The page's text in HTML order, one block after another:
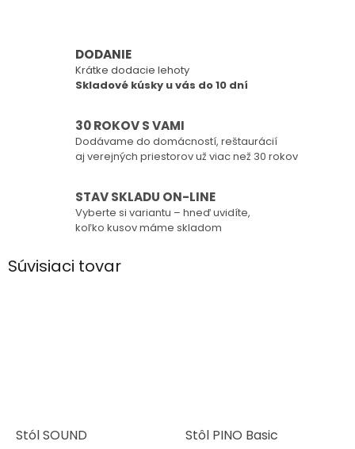
DODANIE
Krátke dodacie lehoty
Skladové kúsky u vás do 10 dní
30 ROKOV S VAMI
Dodávame do domácností, reštaurácií
aj verejných priestorov už viac než 30 rokov
STAV SKLADU ON-LINE
Vyberte si variantu – hneď uvidíte,
koľko kusov máme skladom
Súvisiaci tovar
Stól SOUND Stôl PINO Basic